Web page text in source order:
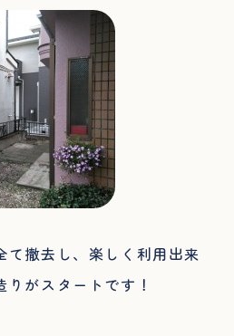
て撤去し、楽しく利用出来
がスタートです！